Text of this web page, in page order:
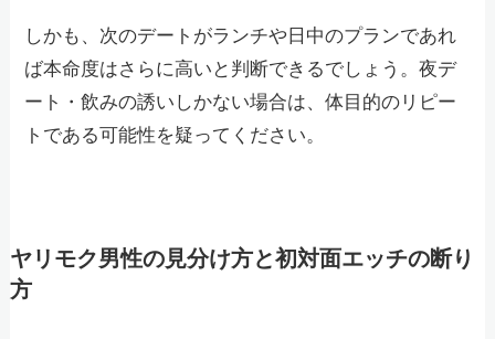
しかも、次のデートがランチや日中のプランであれ
ば本命度はさらに高いと判断できるでしょう。夜デ
ート・飲みの誘いしかない場合は、体目的のリピー
トである可能性を疑ってください。
ヤリモク男性の見分け方と初対面エッチの断り
方